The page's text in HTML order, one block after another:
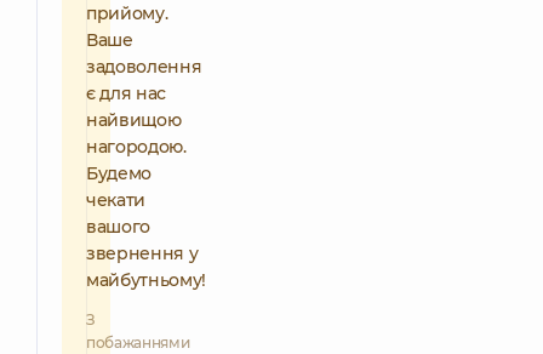
прийому.
Ваше
задоволення
є для нас
найвищою
нагородою.
Будемо
чекати
вашого
звернення у
майбутньому!
З
побажаннями